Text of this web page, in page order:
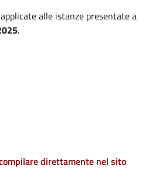
alle istanze presentate a
.
direttamente nel sito